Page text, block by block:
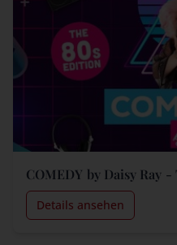
COMEDY by Daisy Ray
Details ansehen